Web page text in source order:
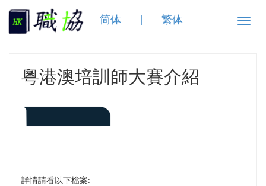
Toggle
简体 繁体
粵港澳培訓師大賽介紹
詳情請看以下檔案: